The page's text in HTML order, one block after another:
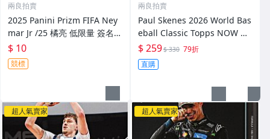
兩良拍賣
2025 Panini Prizm FIFA Ney
mar Jr /25 橘亮 低限量 簽名
卡況優
$ 10
競標
兩良拍賣
Paul Skenes 2026 World Bas
eball Classic Topps NOW 經
典賽
$ 259$ 330 79折
直購
超人氣賣家 超人氣賣家